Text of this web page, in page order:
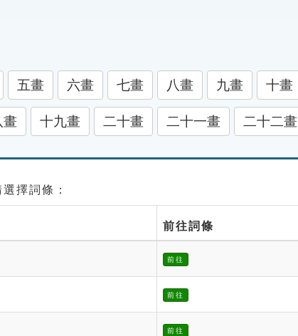
五畫 六畫 七畫 八畫 九畫 十畫
畫 十九畫 二十畫 二十一畫 二十二畫
擇詞條：
前往詞條
前往
前往
前往